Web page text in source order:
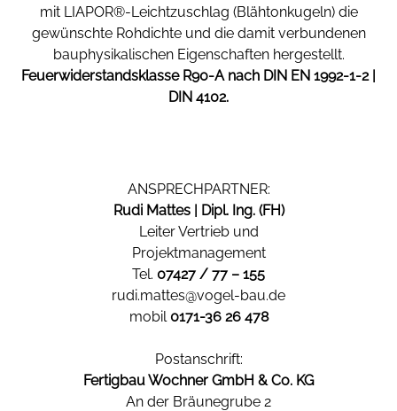
mit LIAPOR®-Leichtzuschlag (Blähtonkugeln) die
gewünschte Rohdichte und die damit verbundenen
bauphysikalischen Eigenschaften hergestellt.
Feuerwiderstandsklasse R90-A nach DIN EN 1992-1-2 |
DIN 4102.
ANSPRECHPARTNER:
Rudi Mattes | Dipl. Ing. (FH)
Leiter Vertrieb und
Projektmanagement
Tel. 07427 / 77 – 155
rudi.mattes@vogel-bau.de
mobil 0171-36 26 478
Postanschrift:
Fertigbau Wochner GmbH & Co. KG
An der Bräunegrube 2